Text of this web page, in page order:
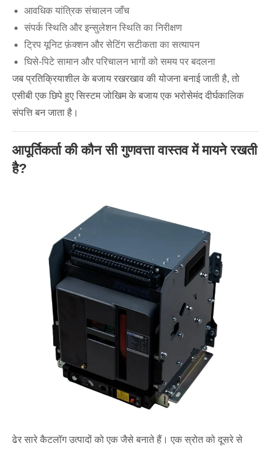
आवधिक यांत्रिक संचालन जाँच
संपर्क स्थिति और इन्सुलेशन स्थिति का निरीक्षण
ट्रिप यूनिट फ़ंक्शन और सेटिंग सटीकता का सत्यापन
घिसे-पिटे सामान और परिचालन भागों को समय पर बदलना
जब प्रतिक्रियाशील के बजाय रखरखाव की योजना बनाई जाती है, तो
एसीबी एक छिपे हुए सिस्टम जोखिम के बजाय एक भरोसेमंद दीर्घकालिक
संपत्ति बन जाता है।
आपूर्तिकर्ता की कौन सी गुणवत्ता वास्तव में मायने रखती
है?
ढेर सारे कैटलॉग उत्पादों को एक जैसे बनाते हैं। एक स्रोत को दूसरे से